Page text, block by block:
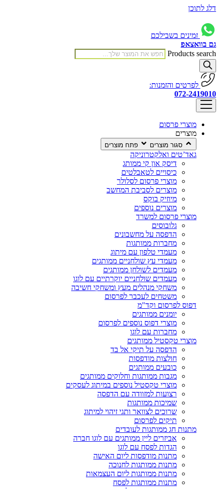
דלג לתוכן
זמינים בשבילכם
גם בוואצאפ
Products search
לפרטים והזמנות:
072-2419010
מוצרי פרסום
מוצרים
סגור מוצרים פתח מוצרים
גאד’טים ואלקטרוניקה
דיסק און קי ממותג
כיסויים לטאבלטים
מוצרי פרסום לסלולר
מוצרים לסביבת המחשב
מיוזיק בוקס
מוצרים נוספים
מוצרי פרסום למשרד
גלובוסים
הדפסה על מחשבונים
מחברות ממותגות
מעמדי טלפון עם מיתוג
מעמדי עץ שולחניים ממותגים
מעמדים לשולחן ממותגים
מעמדים שולחניים יוקרתיים עם לוגו
משחקי מנהלים מעץ ומשחקי חשיבה
משטחים לעכבר לפרסום
דפוס לפרסום וקד"מ
יומנים ממותגים
מוצרי דפוס נוספים לפרסום
מחברות עם לוגו
מוצרי טקסטיל ממותגים
הדפסה על תיקי אל בד
חולצות מודפסות
כובעים ממותגים
מגבות ממותגות וחלוקים ממותגים
מוצרי טקסטיל נוספים במיתוג לעסקים
רצועות למזוודה עם הדפסה
שמיכות ממותגות
שרוכים לצוואר ותגי זיהוי למיתוג
תיקים לפרסום
מתנות חג ממותגות לעובדים
אביזרים ליין ממותגים עם לוגו חברה
הגדות לפסח עם לוגו
מתנות מודפסות ליום האישה
מתנות ממותגות לחנוכה
מתנות ממותגות ליום העצמאות
מתנות ממותגות לפסח